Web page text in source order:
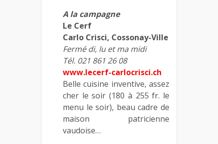
A la campagne
Le Cerf
Carlo Crisci, Cossonay-Ville
Fermé di, lu et ma midi
Tél. 021 861 26 08
www.lecerf-carlocrisci.ch
Belle cuisine inventive, assez
cher le soir (180 à 255 fr. le
menu le soir), beau cadre de
maison patricienne
vaudoise…